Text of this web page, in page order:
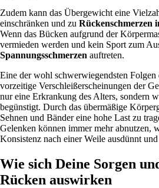
Zudem kann das Übergewicht eine
einschränken und zu Rückenschmerzen
Wenn das Bücken aufgrund der
vermieden werden und kein Sport zum
Spannungsschmerzen auftreten.
Eine der wohl schwerwiegendsten
vorzeitige Verschleißerscheinungen der
nur eine Erkrankung des Alters, sondern
begünstigt. Durch das übermäßige
Sehnen und Bänder eine hohe Last zu
Gelenken können immer mehr abnutzen,
Konsistenz nach einer Weile ausdünnt
Wie sich Deine Sorgen
Rücken auswirken